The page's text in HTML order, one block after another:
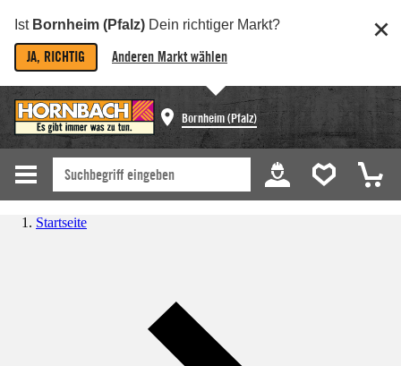
Ist Bornheim (Pfalz) Dein richtiger Markt?
JA, RICHTIG Anderen Markt wählen
Bornheim (Pfalz)
Startseite